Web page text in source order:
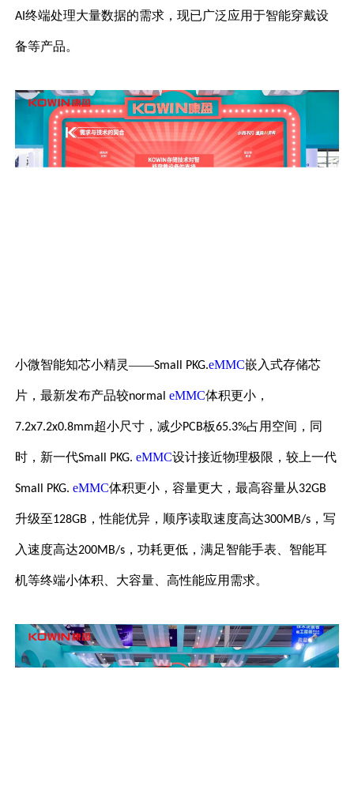
AI终端处理大量数据的需求，现已广泛应用于智能穿戴设
备等产品。
小微智能知芯小精灵——Small PKG.eMMC嵌入式存储芯
片 ，最新发布产品较normaleMMC体积更小，
7.2x7.2x0.8mm超小尺寸，减少PCB板65.3%占用空间，同
时，新一代Small PKG.eMMC设计接近物理极限，较上一代
Small PKG.eMMC体积更小，容量更大，最高容量从32GB
升级至128GB ，性能优异，顺序读取速度高达300MB/s ，写
入速度高达200MB/s ，功耗更低，满足智能手表、智能耳
机等终端小体积、大容量、高性能应用需求。